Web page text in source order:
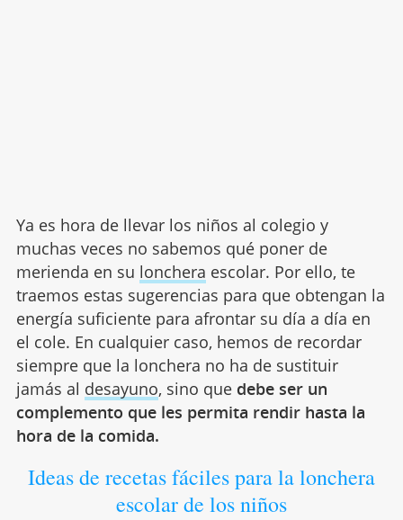
Ya es hora de llevar los niños al colegio y
muchas veces no sabemos qué poner de
merienda en su lonchera escolar. Por ello, te
traemos estas sugerencias para que obtengan la
energía suficiente para afrontar su día a día en
el cole. En cualquier caso, hemos de recordar
siempre que la lonchera no ha de sustituir
jamás al desayuno, sino que debe ser un
complemento que les permita rendir hasta la
hora de la comida.
Ideas de recetas fáciles para la lonchera
escolar de los niños